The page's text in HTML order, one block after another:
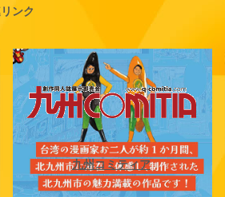
ンク
九州コミティア